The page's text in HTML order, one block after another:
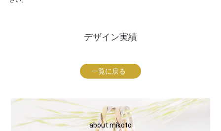
デザイン実績
一覧に戻る
about mikoto